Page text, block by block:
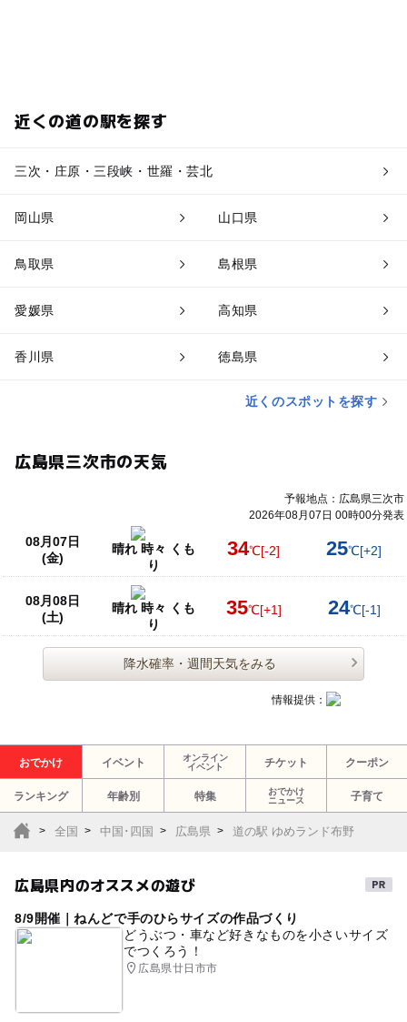
近くの道の駅を探す
三次・庄原・三段峡・世羅・芸北
岡山県 山口県
鳥取県 島根県
愛媛県 高知県
香川県 徳島県
近くのスポットを探す
広島県三次市の天気
予報地点：広島県三次市
2026年08月07日 00時00分発表
08月07日
(金)
晴れ 時々 くも
り
34℃[-2] 25℃[+2]
08月08日
(土)
晴れ 時々 くも
り
35℃[+1] 24℃[-1]
降水確率・週間天気をみる
情報提供：
おでかけ イベント
オンライン
イベント
チケット クーポン
ランキング 年齢別 特集
おでかけ
ニュース
子育て
全国 中国･四国 広島県 道の駅 ゆめランド布野
広島県内のオススメの遊び
8/9開催｜ねんどで手のひらサイズの作品づくり
どうぶつ・車など好きなものを小さいサイズ
でつくろう！
広島県廿日市市